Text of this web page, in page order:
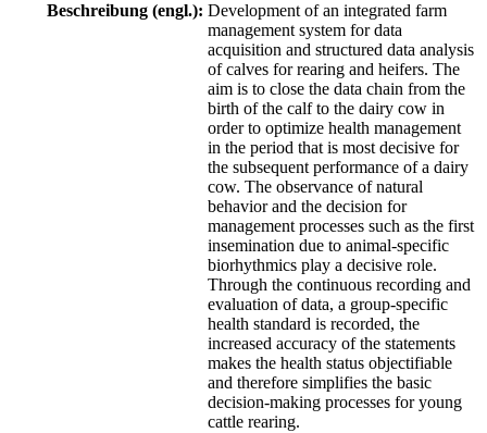
Beschreibung (engl.): Development of an integrated farm
management system for data
acquisition and structured data analysis
of calves for rearing and heifers. The
aim is to close the data chain from the
birth of the calf to the dairy cow in
order to optimize health management
in the period that is most decisive for
the subsequent performance of a dairy
cow. The observance of natural
behavior and the decision for
management processes such as the first
insemination due to animal-specific
biorhythmics play a decisive role.
Through the continuous recording and
evaluation of data, a group-specific
health standard is recorded, the
increased accuracy of the statements
makes the health status objectifiable
and therefore simplifies the basic
decision-making processes for young
cattle rearing.